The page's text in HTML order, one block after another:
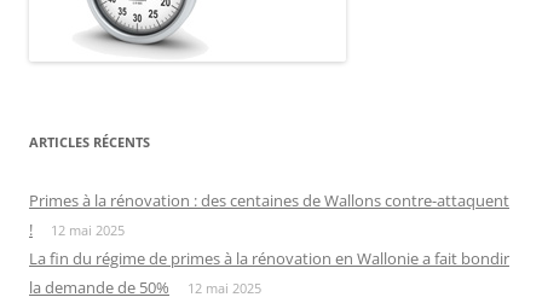
ARTICLES RÉCENTS
Primes à la rénovation : des centaines de Wallons contre-attaquent
!
12 mai 2025
La fin du régime de primes à la rénovation en Wallonie a fait bondir
la demande de 50%
12 mai 2025